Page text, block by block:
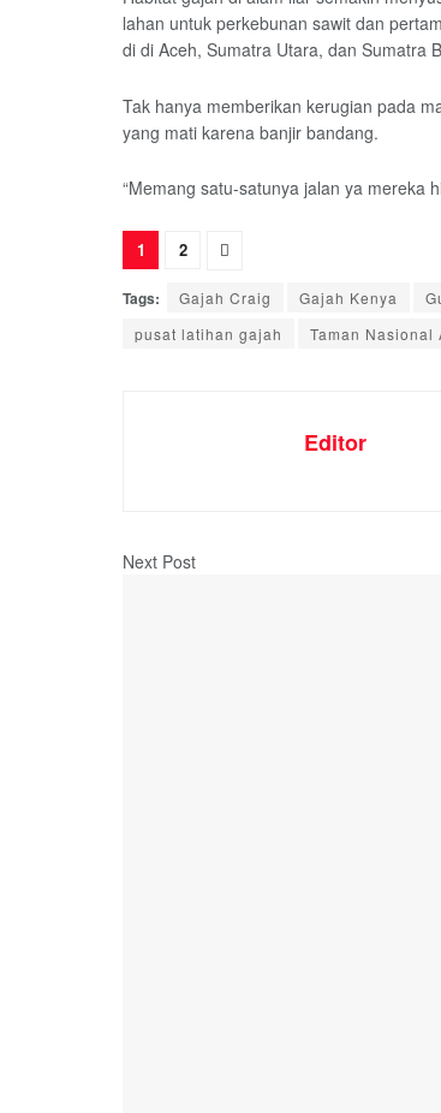
lahan untuk perkebunan sawit dan
di di Aceh, Sumatra Utara, dan Sumatra
Tak hanya memberikan kerugian pada
yang mati karena banjir bandang.
“Memang satu-satunya jalan ya mereka
1 2
Tags: Gajah Craig Gajah Kenya
pusat latihan gajah
Taman Nasional
Editor
Next Post